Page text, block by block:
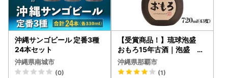
沖縄サンゴビール 定番3種
24本セット
沖縄県南城市
(0)
【受賞商品！】琉球泡盛
おもろ15年古酒｜泡盛 古
酒 瑞泉 酒 人気
沖縄県那覇市
(1)